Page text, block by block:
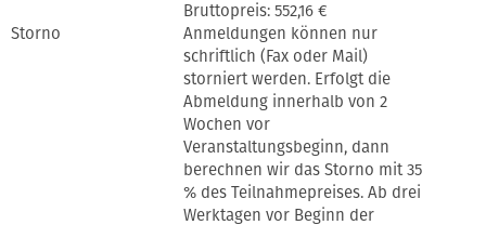
Bruttopreis: 552,16 €
Storno
Anmeldungen können nur
schriftlich (Fax oder Mail)
storniert werden. Erfolgt die
Abmeldung innerhalb von 2
Wochen vor
Veranstaltungsbeginn, dann
berechnen wir das Storno mit 35
% des Teilnahmepreises. Ab drei
Werktagen vor Beginn der